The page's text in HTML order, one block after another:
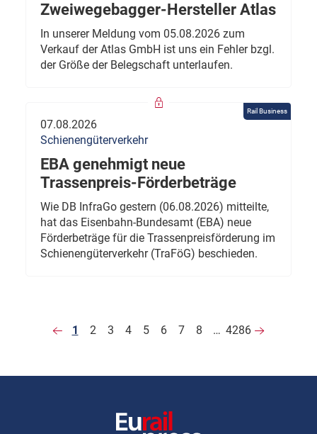
Zweiwegebagger-Hersteller Atlas
In unserer Meldung vom 05.08.2026 zum
Verkauf der Atlas GmbH ist uns ein Fehler bzgl.
der Größe der Belegschaft unterlaufen.
Rail Business
07.08.2026
Schienengüterverkehr
EBA genehmigt neue
Trassenpreis-Förderbeträge
Wie DB InfraGo gestern (06.08.2026) mitteilte,
hat das Eisenbahn-Bundesamt (EBA) neue
Förderbeträge für die Trassenpreisförderung im
Schienengüterverkehr (TraFöG) beschieden.
1 2 3 4 5 6 7 8 … 4286